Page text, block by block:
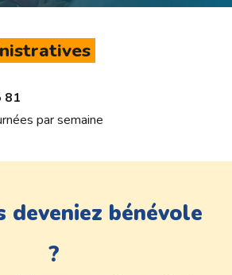
81
par semaine
deveniez bénévole
?